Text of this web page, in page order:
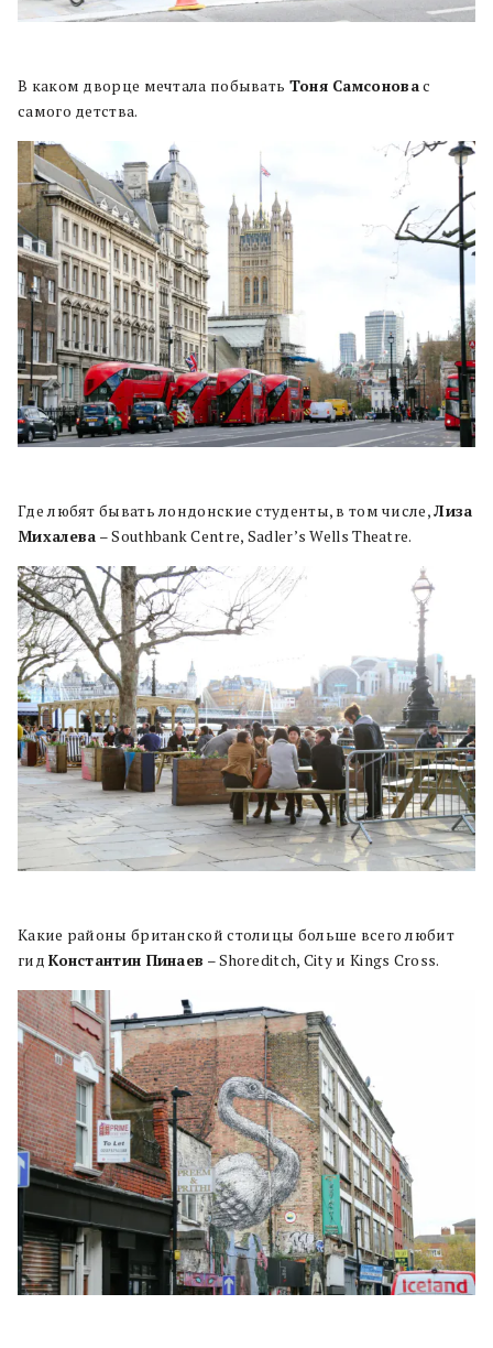
В каком дворце мечтала побывать Тоня Самсоновас
самого детства.
Где любят бывать лондонские студенты, в том числе,Лиза
Михалева – Southbank Centre, Sadler’s Wells Theatre.
Какие районы британской столицы больше всего любит
гидКонстантин Пинаев – Shoreditch, City и Kings Cross.